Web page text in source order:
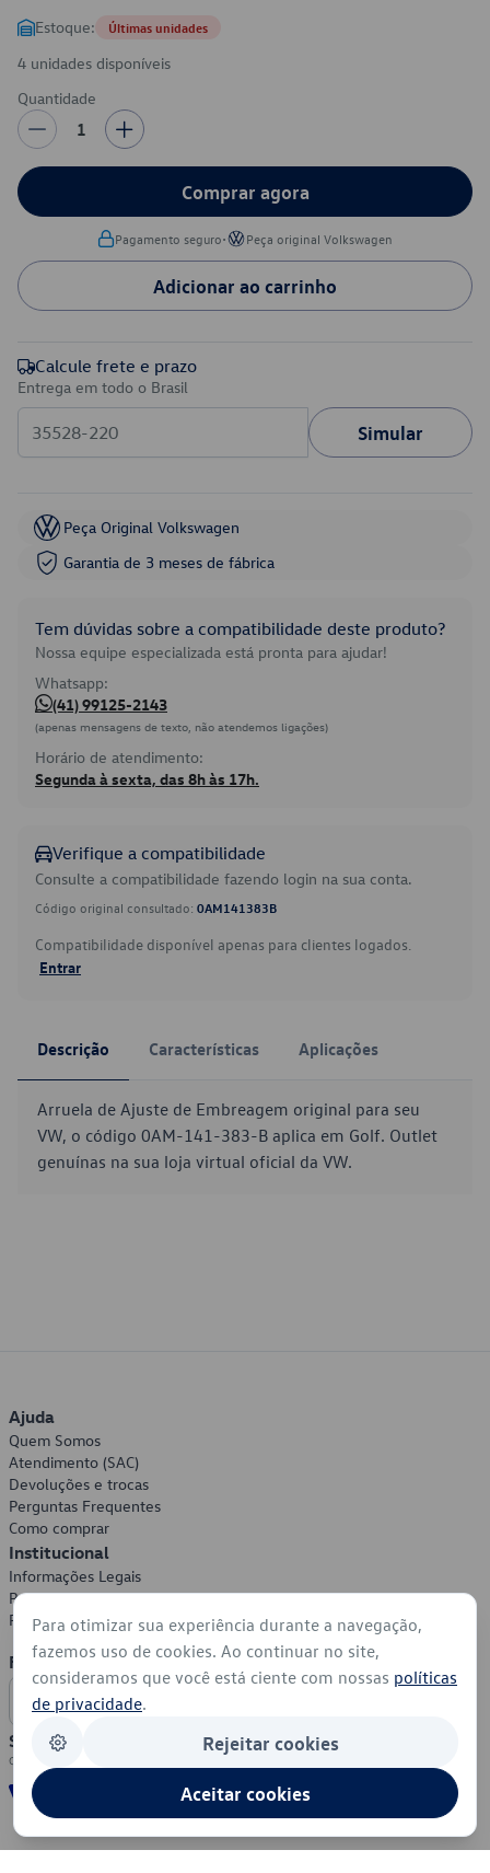
Estoque: Últimas unidades
4 unidades disponíveis
Quantidade
1
Comprar agora
Pagamento seguro• Peça original Volkswagen
Adicionar ao carrinho
Calcule frete e prazo
Entrega em todo o Brasil
Simular
Peça Original Volkswagen
Garantia de 3 meses de fábrica
Tem dúvidas sobre a compatibilidade deste produto?
Nossa equipe especializada está pronta para ajudar!
Whatsapp:
(41) 99125-2143
(apenas mensagens de texto, não atendemos ligações)
Horário de atendimento:
Segunda à sexta, das 8h às 17h.
Verifique a compatibilidade
Consulte a compatibilidade fazendo login na sua conta.
Código original consultado: 0AM141383B
Compatibilidade disponível apenas para clientes logados.
Entrar
Descrição Características Aplicações
Arruela de Ajuste de Embreagem original para seu
VW, o código 0AM-141-383-B aplica em Golf. Outlet
genuínas na sua loja virtual oficial da VW.
Ajuda
Quem Somos
Atendimento (SAC)
Devoluções e trocas
Perguntas Frequentes
Como comprar
Institucional
Informações Legais
Política de Privacidade
Política de Cookies
Formas de Pagamento
Segurança
Para otimizar sua experiência durante a navegação,
fazemos uso de cookies. Ao continuar no site,
consideramos que você está ciente com nossas políticas
de privacidade.
Rejeitar cookies
Aceitar cookies